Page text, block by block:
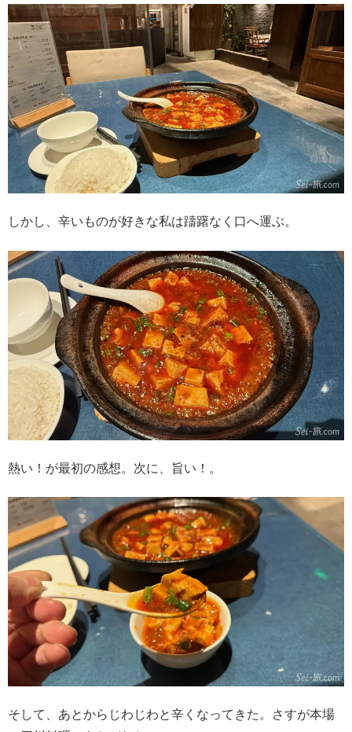
しかし、辛いものが好きな私は躊躇なく口へ運ぶ。
熱い！が最初の感想。次に、旨い！。
そして、あとからじわじわと辛くなってきた。さすが本場